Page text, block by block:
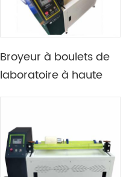
Broyeur à boulets de
laboratoire à haute